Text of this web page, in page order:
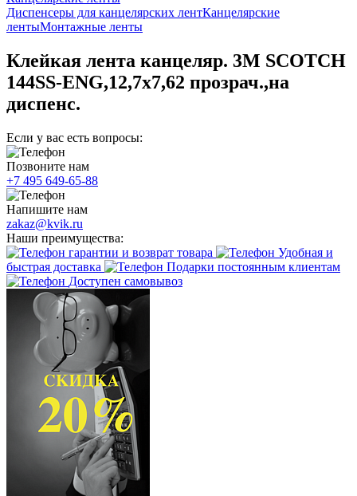
Диспенсеры для канцелярских лентКанцелярские
лентыМонтажные ленты
Клейкая лента канцеляр. 3M SCOTCH
144SS-ENG,12,7х7,62 прозрач.,на
диспенс.
Если у вас есть вопросы:
Позвоните нам
+7 495 649-65-88
Напишите нам
zakaz@kvik.ru
Наши преимущества:
гарантии и возврат товара
Удобная и
быстрая доставка
Подарки постоянным клиентам
Доступен самовывоз